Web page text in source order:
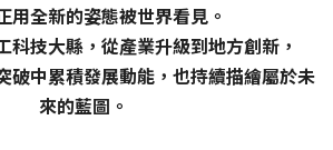
用全新的姿態被世界看見。
科技大縣，從產業升級到地方創新，
破中累積發展動能，也持續描繪屬於未
來的藍圖。